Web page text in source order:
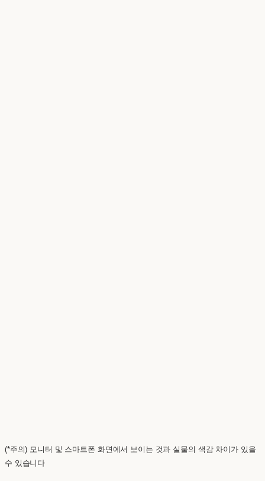
(*주의) 모니터 및 스마트폰 화면에서 보이는 것과 실물의 색감 차이가 있을
수 있습니다